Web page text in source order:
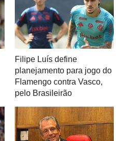
Filipe Luís define
planejamento para jogo do
Flamengo contra Vasco,
pelo Brasileirão